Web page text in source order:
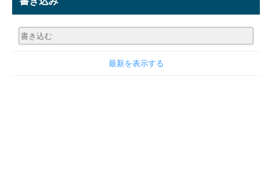
最新を表示する